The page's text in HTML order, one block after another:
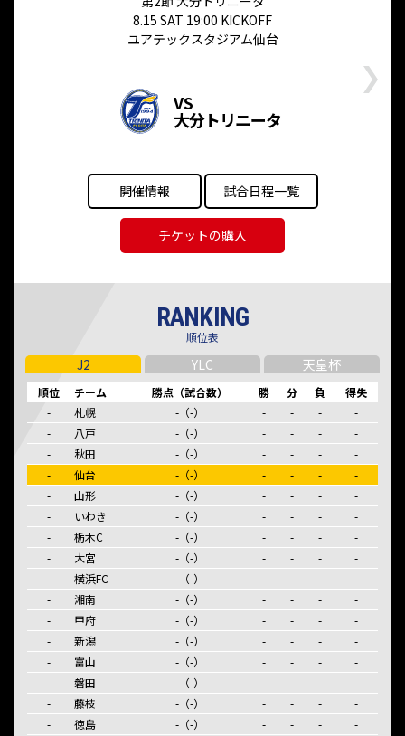
8.15 SAT 19:00 KICKOFF
ユアテックスタジアム仙台
VS
大分トリニータ
開催情報 試合日程一覧
チケットの購入
J2 YLC 天皇杯
RANKING
順位表
J2リーグ 順位表
順位 チーム 勝点（試合数） 勝 分 負
得失
-
札幌 -（-） - - -
-
-
八戸 -（-） - - -
-
-
秋田 -（-） - - -
-
-
仙台 -（-） - - -
-
-
山形 -（-） - - -
-
-
いわき -（-） - - -
-
-
栃木C -（-） - - -
-
-
大宮 -（-） - - -
-
-
横浜FC -（-） - - -
-
-
湘南 -（-） - - -
-
-
甲府 -（-） - - -
-
-
新潟 -（-） - - -
-
-
富山 -（-） - - -
-
-
磐田 -（-） - - -
-
-
藤枝 -（-） - - -
-
-
徳島 -（-） - - -
-